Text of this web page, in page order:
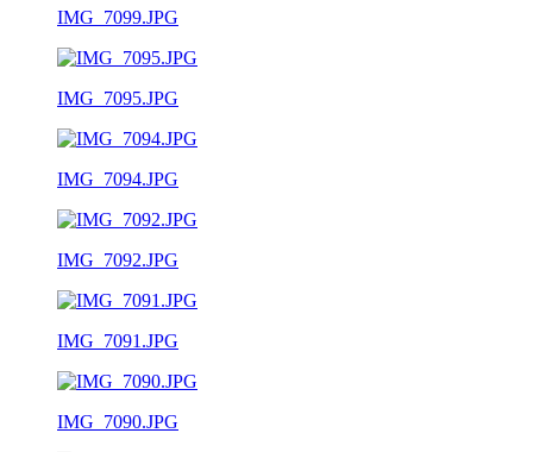
IMG_7099.JPG
IMG_7095.JPG
IMG_7094.JPG
IMG_7092.JPG
IMG_7091.JPG
IMG_7090.JPG